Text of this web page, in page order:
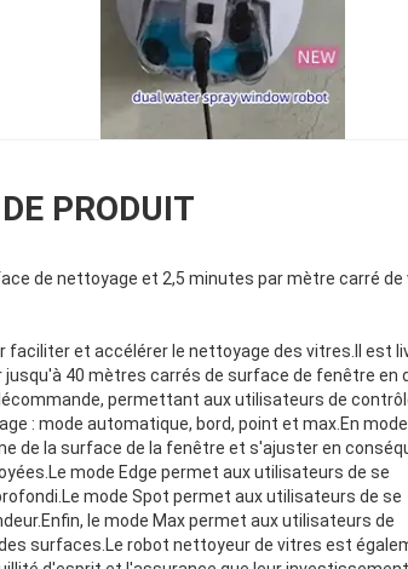
PRODUIT
de nettoyage et 2,5 minutes par mètre carré de
faciliter et accélérer le nettoyage des vitres.Il est
40 mètres carrés de surface de fenêtre en
permettant aux utilisateurs de
: mode automatique, bord, point et max.En mode
de la surface de la fenêtre et s'ajuster en
mode Edge permet aux utilisateurs de se
mode Spot permet aux utilisateurs de se
le mode Max permet aux utilisateurs de
surfaces.Le robot nettoyeur de vitres est